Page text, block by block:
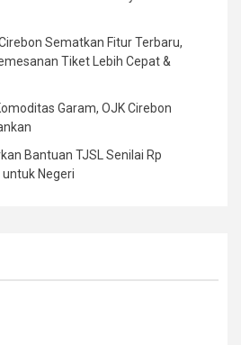
Sematkan Fitur Terbaru,
Tiket Lebih Cepat &
Garam, OJK Cirebon
Bantuan TJSL Senilai Rp
Negeri